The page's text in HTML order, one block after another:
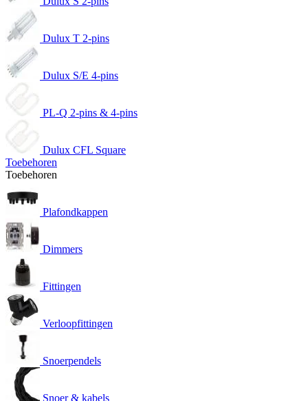
Dulux T 2-pins
Dulux S/E 4-pins
PL-Q 2-pins & 4-pins
Dulux CFL Square
Toebehoren
Toebehoren
Plafondkappen
Dimmers
Fittingen
Verloopfittingen
Snoerpendels
Snoer & kabels